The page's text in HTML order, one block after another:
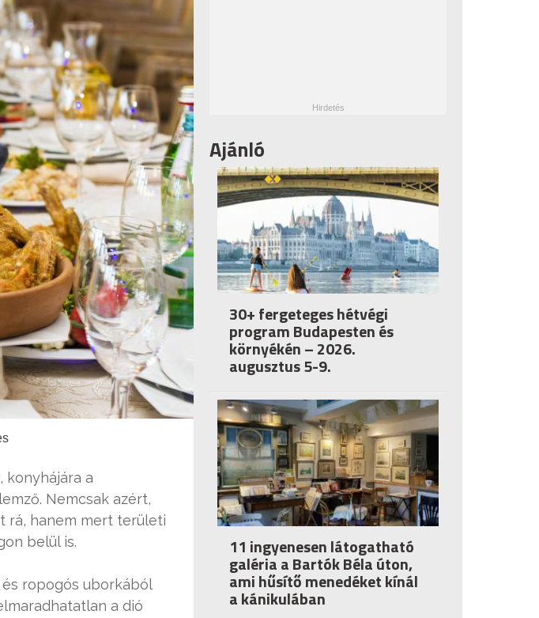
, konyhájára a
Nemcsak azért,
rá, hanem mert területi
belül is.
ropogós uborkából
a dió
Ajánló
30+ fergeteges hétvégi
program Budapesten és
környékén – 2026.
augusztus 5-9.
11 ingyenesen látogatható
galéria a Bartók Béla úton,
ami hűsítő menedéket kínál
a kánikulában